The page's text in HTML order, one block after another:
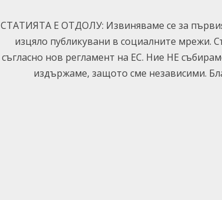
СТАТИЯТА Е ОТДОЛУ: Извиняваме се за
изцяло публикувани в социалните мрежи.
съгласно нов регламент на ЕС. Ние НЕ
издържаме, защото сме независими.